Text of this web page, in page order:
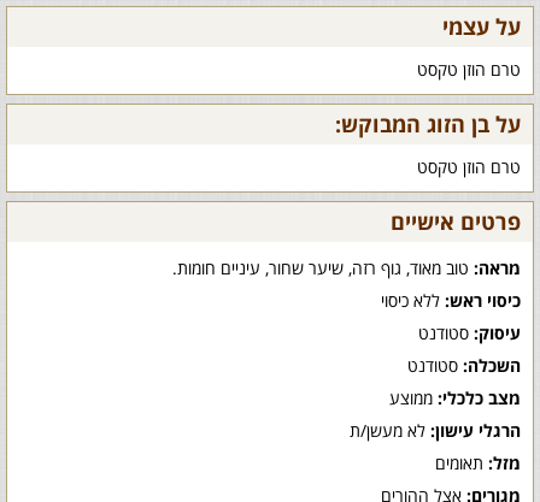
על עצמי
טרם הוזן טקסט
על בן הזוג המבוקש:
טרם הוזן טקסט
פרטים אישיים
מראה: טוב מאוד, גוף רזה, שיער שחור, עיניים חומות.
כיסוי ראש: ללא כיסוי
עיסוק: סטודנט
השכלה: סטודנט
מצב כלכלי: ממוצע
הרגלי עישון: לא מעשן/ת
מזל: תאומים
מגורים: אצל ההורים